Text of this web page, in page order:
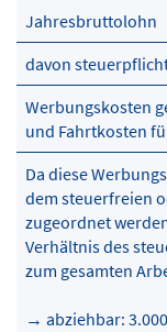
Jahresbruttolohn
davon
Werbungskosten
und Fahrtkosten
Da diese
dem steuerfreien
zugeordnet
Verhältnis des
zum gesamten
→ abziehbar: